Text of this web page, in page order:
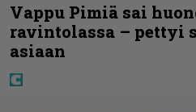
Vappu Pimiä sai
ravintolassa – pettyi
asiaan